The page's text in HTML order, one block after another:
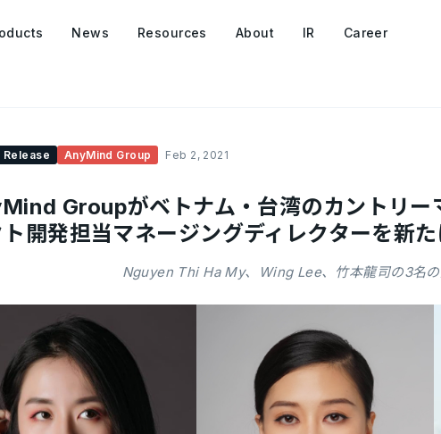
News Resources About IR Career
Release AnyMind Group Feb 2, 2021
Groupがベトナム・台湾のカントリー
開発担当マネージングディレクターを新
Nguyen Thi Ha My、Wing Lee、竹本龍司の3名